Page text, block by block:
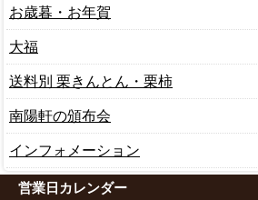
お歳暮・お年賀
大福
送料別 栗きんとん・栗柿
南陽軒の頒布会
インフォメーション
営業日カレンダー